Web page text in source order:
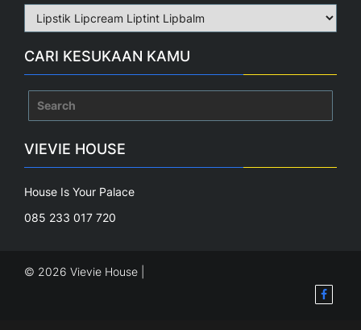
CARI KESUKAAN KAMU
VIEVIE HOUSE
House Is Your Palace
085 233 017 720
© 2026 Vievie House |